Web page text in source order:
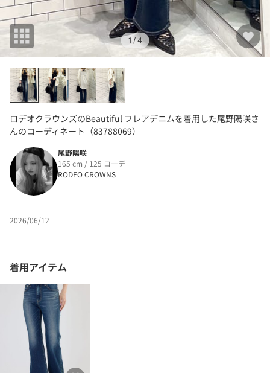
1 / 4
ロデオクラウンズのBeautiful フレアデニムを着用した尾野陽咲さ
んのコーディネート（83788069）
尾野陽咲
165 cm / 125 コーデ
RODEO CROWNS
2026/06/12
着用アイテム